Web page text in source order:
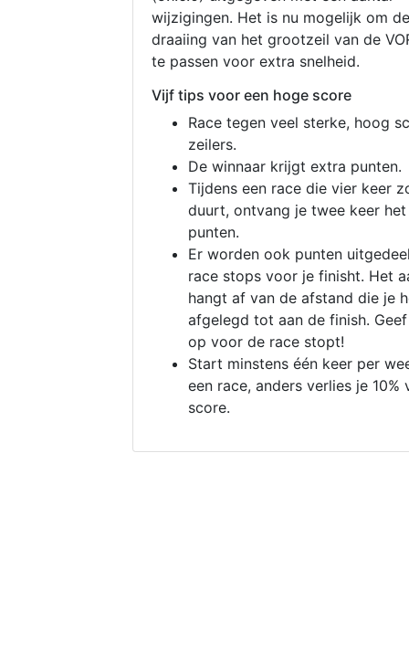
wijzigingen. Het is nu mogelijk om de
draaiing van het grootzeil van de
te passen voor extra snelheid.
Vijf tips voor een hoge score
Race tegen veel sterke, hoog
zeilers.
De winnaar krijgt extra punten.
Tijdens een race die vier keer
duurt, ontvang je twee keer
punten.
Er worden ook punten
race stops voor je finisht. Het
hangt af van de afstand die je
afgelegd tot aan de finish.
op voor de race stopt!
Start minstens één keer per
een race, anders verlies je 10%
score.